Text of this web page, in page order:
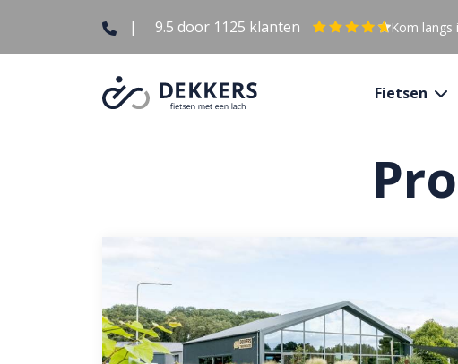
| 9.5 door 1125 klanten Kom langs
Fietsen